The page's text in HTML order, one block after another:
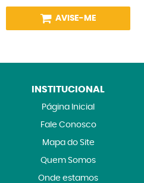
AVISE-ME
INSTITUCIONAL
Página Inicial
Fale Conosco
Mapa do Site
Quem Somos
Onde estamos